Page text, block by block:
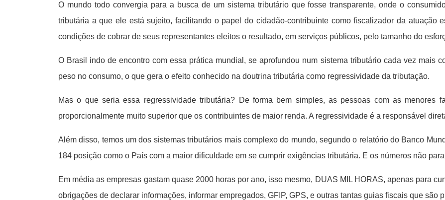
O mundo todo convergia para a busca de um sistema tributário que fosse transparente, onde o
tributária a que ele está sujeito, facilitando o papel do cidadão-contribuinte como fiscalizador da atuação
condições de cobrar de seus representantes eleitos o resultado, em serviços públicos, pelo tamanho do
O Brasil indo de encontro com essa prática mundial, se aprofundou num sistema tributário cada vez mais
peso no consumo, o que gera o efeito conhecido na doutrina tributária como regressividade da tributação.
Mas o que seria essa regressividade tributária? De forma bem simples, as pessoas com as menores
proporcionalmente muito superior que os contribuintes de maior renda. A regressividade é a responsável
Além disso, temos um dos sistemas tributários mais complexo do mundo, segundo o relatório do Banco
184 posição como o País com a maior dificuldade em se cumprir exigências tributária. E os números não
Em média as empresas gastam quase 2000 horas por ano, isso mesmo, DUAS MIL HORAS, apenas para
obrigações de declarar informações, informar empregados, GFIP, GPS, e outras tantas guias fiscais que são